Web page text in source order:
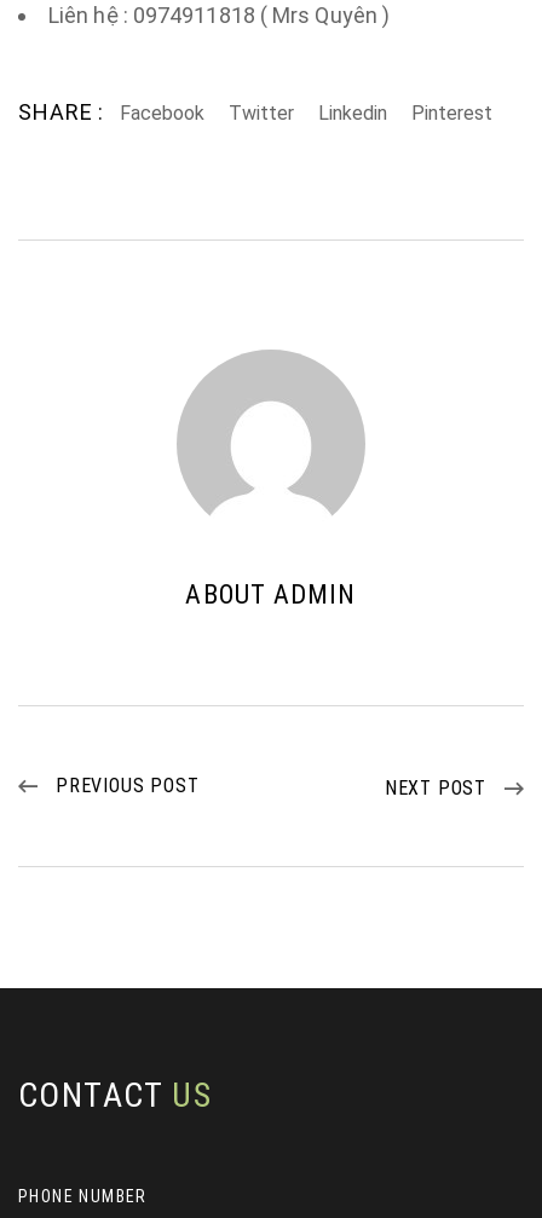
Liên hệ : 0974911818 ( Mrs Quyên )
SHARE : Facebook Twitter Linkedin Pinterest
ABOUT ADMIN
PREVIOUS POST NEXT POST
CONTACT US
PHONE NUMBER